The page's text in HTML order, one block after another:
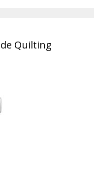
Quilting